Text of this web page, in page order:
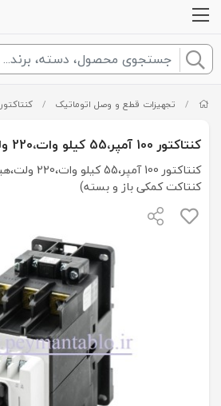
/ تجهیزات قطع و وصل اتوماتیک / کنتاکتور
کنتاکتور 100 آمپر،55 کیلو وات،220 ولت،هیوندای
کنتاکت کمکی باز و بسته)